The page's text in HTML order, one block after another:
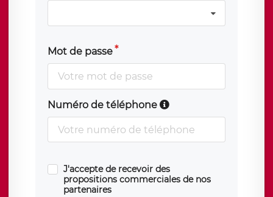
Mot de passe
Numéro de téléphone
J'accepte de recevoir des
propositions commerciales de nos
partenaires